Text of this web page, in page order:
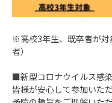
※高校3年生、既卒者が対
者）
■新型コロナウイルス感
皆様が安心して参加いた